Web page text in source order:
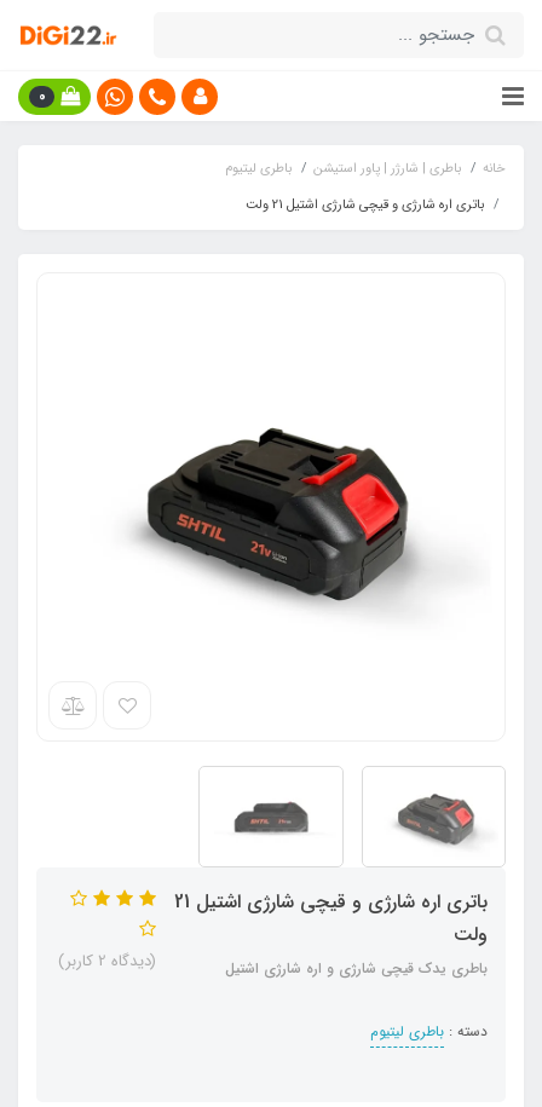
0
خانه باطری | شارژر | پاور استیشن
باطری لیتیوم
باتری اره شارژی و قیچی شارژی اشتیل 21 ولت
باتری اره شارژی و قیچی شارژی اشتیل 21
ولت
باطری یدک قیچی شارژی و اره شارژی اشتیل
دسته : باطری لیتیوم
(دیدگاه 2 کاربر)